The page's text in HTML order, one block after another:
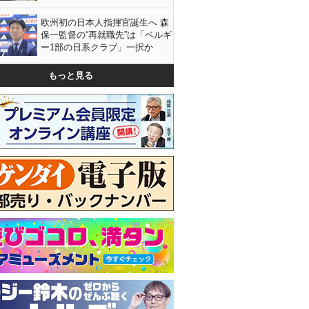
欧州初の日本人指揮官誕生へ 森
保一監督の“再就職先”は「ベルギ
ー1部の日系クラブ」一択か
もっと見る